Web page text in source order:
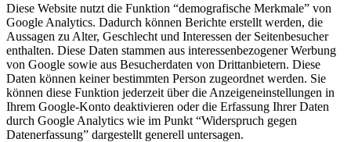
Diese Website nutzt die Funktion “demografische Merkmale” von
Google Analytics. Dadurch können Berichte erstellt werden, die
Aussagen zu Alter, Geschlecht und Interessen der Seitenbesucher
enthalten. Diese Daten stammen aus interessenbezogener Werbung
von Google sowie aus Besucherdaten von Drittanbietern. Diese
Daten können keiner bestimmten Person zugeordnet werden. Sie
können diese Funktion jederzeit über die Anzeigeneinstellungen in
Ihrem Google-Konto deaktivieren oder die Erfassung Ihrer Daten
durch Google Analytics wie im Punkt “Widerspruch gegen
Datenerfassung” dargestellt generell untersagen.